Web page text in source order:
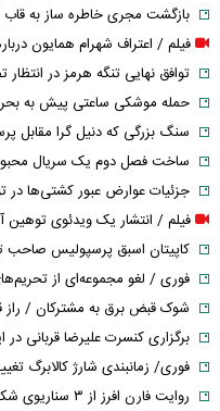
بازگشت مجری خاطره ساز به قاب
فیلم / اعتراف شهرام همایون
توافق نهایی تنگه هرمز در
حمله موشکی ساعتی پیش به
سنگ بزرگی که دنیل گرا مقابل
ساخت فصل دوم یک سریال محبوب
جزئیات عوارض عبور کشتی‌ها در
فیلم / انتشار یک ویدئوی توهین
کاپیتان اسبق پرسپولیس
فوری / لغو مجموعه‌ای از
شوک قبض برق به مشترکان /
برگزاری کنسرت علیرضا قربانی
فوری/ زمانبندی شارژ کالابرگ
روایت فارن